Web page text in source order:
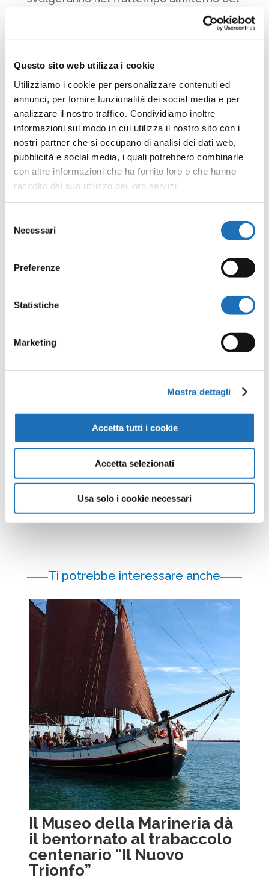
Questo sito web utilizza i cookie
Utilizziamo i cookie per personalizzare contenuti ed
annunci, per fornire funzionalità dei social media e per
analizzare il nostro traffico. Condividiamo inoltre
informazioni sul modo in cui utilizza il nostro sito con i
nostri partner che si occupano di analisi dei dati web,
pubblicità e social media, i quali potrebbero combinarle
con altre informazioni che ha fornito loro o che hanno
raccolto dal suo utilizzo dei loro servizi.
delNecessari
Preferenze
Statistiche
Marketing
Mostra dettagli
Accetta tutti i cookie
Accetta selezionati
Usa solo i cookie necessari
museo dedicate ai bambini saranno
tornerà al Museo della Marineria al quale
ha dedicato alcuni libri. La degustazione
finale di pesce dell’Adriatico sarà curata
dall’associazione “Amici della CCILS”, la
cooperativa sociale che collabora a varie
attività del museo. La serata si svolge
grazie al contributo di Visit Romagna,
marineria tradizionale romagnola. Anche
Museo della Marineria si svolge con il
La serata e la degustazione è gratuita,
partire dalle ore 20:45. Si raccomanda di
arrivare per tempo in quanto non è
Info: infomusei@cesenatico.it – 0547-
Ti potrebbe interessare anche
Il Museo della Marineria dà
il bentornato al trabaccolo
centenario “Il Nuovo
Trionfo”